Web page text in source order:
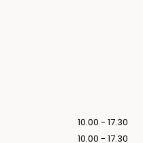
10.00 - 17.30
10.00 - 17.30